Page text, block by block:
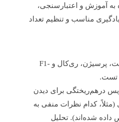
و اعتبارسنجی،
مناسب و تنظیم تعداد
محاسبه دقت، پرسیژن، ری‌کال و F1-
برای دیدن
کدام نظرات منفی به
شده‌اند). تحلیل